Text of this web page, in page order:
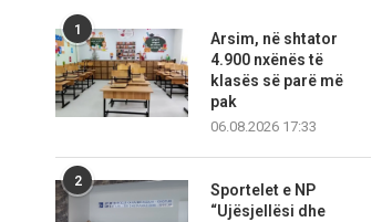
1
Arsim, në shtator
4.900 nxënës të
klasës së parë më
pak
06.08.2026 17:33
2
Sportelet e NP
“Ujësjellësi dhe